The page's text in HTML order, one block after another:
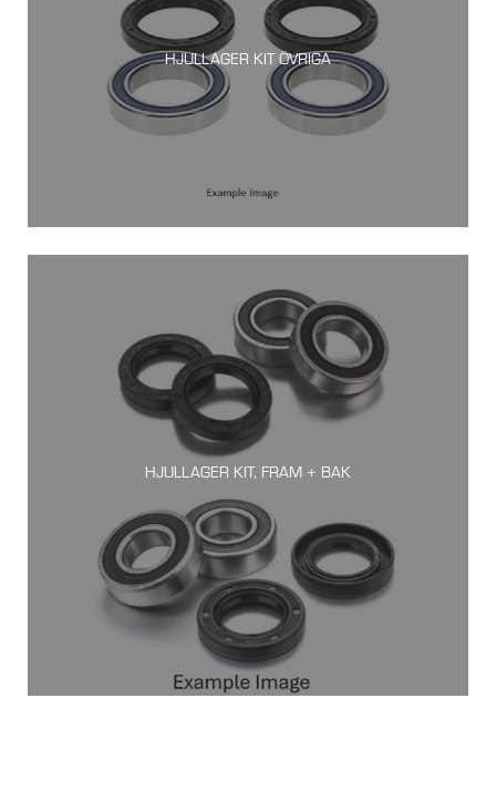
HJULLAGER KIT ÖVRIGA
HJULLAGER KIT, FRAM + BAK